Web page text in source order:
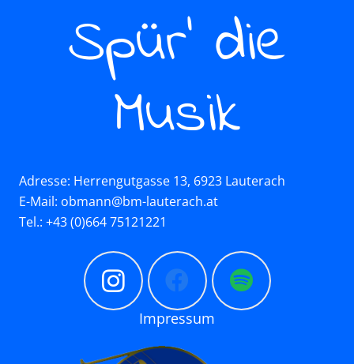
Spür’ die
Musik
Adresse: Herrengutgasse 13, 6923 Lauterach
E-Mail: obmann@bm-lauterach.at
Tel.: +43 (0)664 75121221
Impressum